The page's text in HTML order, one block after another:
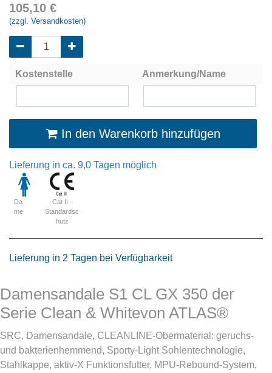
105,10 €
(zzgl. Versandkosten)
Kostenstelle Anmerkung/Name
In den Warenkorb hinzufügen
Lieferung in ca. 9,0 Tagen möglich
Da
me
Cat II -
Standardsc
hutz
Lieferung in 2 Tagen bei Verfügbarkeit
Damensandale S1 CL GX 350 der
Serie Clean & Whitevon ATLAS®
SRC, Damensandale, CLEANLINE-Obermaterial: geruchs-
und bakterienhemmend, Sporty-Light Sohlentechnologie,
Stahlkappe, aktiv-X Funktionsfutter, MPU-Rebound-System,